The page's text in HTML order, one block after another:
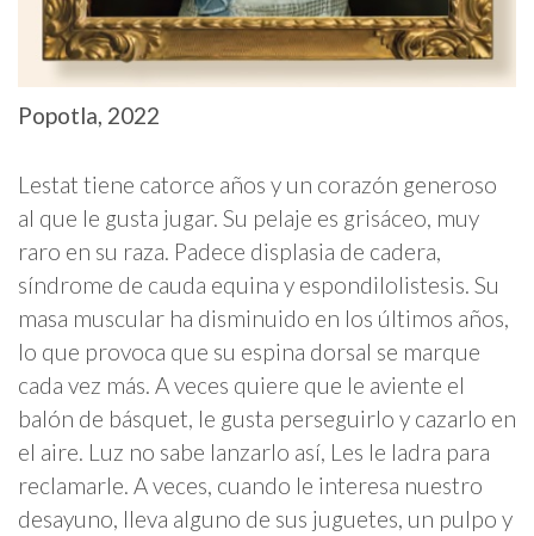
Popotla, 2022
Lestat tiene catorce años y un corazón generoso
al que le gusta jugar. Su pelaje es grisáceo, muy
raro en su raza. Padece displasia de cadera,
síndrome de cauda equina y espondilolistesis. Su
masa muscular ha disminuido en los últimos años,
lo que provoca que su espina dorsal se marque
cada vez más. A veces quiere que le aviente el
balón de básquet, le gusta perseguirlo y cazarlo en
el aire. Luz no sabe lanzarlo así, Les le ladra para
reclamarle. A veces, cuando le interesa nuestro
desayuno, lleva alguno de sus juguetes, un pulpo y